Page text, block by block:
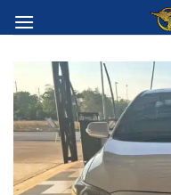
to